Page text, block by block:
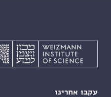
עקבו אחרינו